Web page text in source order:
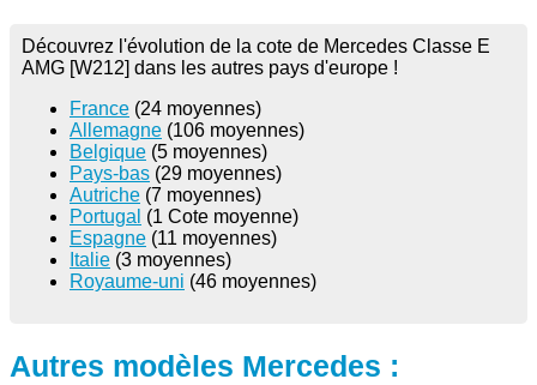
Découvrez l'évolution de la cote de Mercedes Classe E
AMG [W212] dans les autres pays d'europe !
France (24 moyennes)
Allemagne (106 moyennes)
Belgique (5 moyennes)
Pays-bas (29 moyennes)
Autriche (7 moyennes)
Portugal (1 Cote moyenne)
Espagne (11 moyennes)
Italie (3 moyennes)
Royaume-uni (46 moyennes)
Autres modèles Mercedes :